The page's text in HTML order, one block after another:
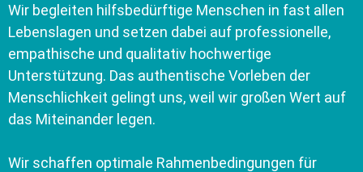
Wir begleiten hilfsbedürftige Menschen in fast allen
Lebenslagen und setzen dabei auf professionelle,
empathische und qualitativ hochwertige
Unterstützung. Das authentische Vorleben der
Menschlichkeit gelingt uns, weil wir großen Wert auf
das Miteinander legen.
Wir schaffen optimale Rahmenbedingungen für